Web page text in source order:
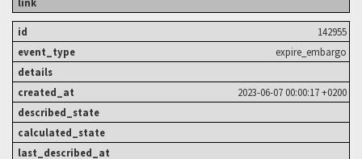
142955
expire_embargo
2023-06-07 00:00:17 +0200